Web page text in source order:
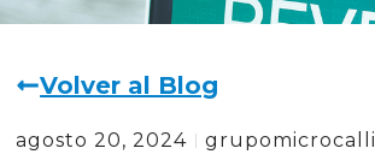
Volver al Blog
agosto 20, 2024 grupomicrocalli